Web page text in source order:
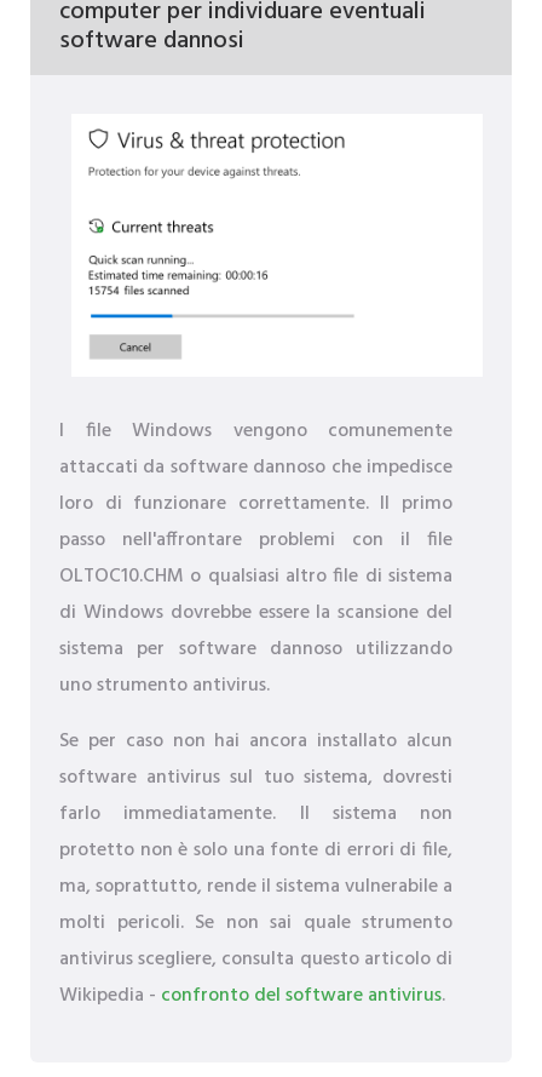
computer per individuare eventuali
software dannosi
I file Windows vengono comunemente
attaccati da software dannoso che impedisce
loro di funzionare correttamente. Il primo
passo nell'affrontare problemi con il file
OLTOC10.CHM o qualsiasi altro file di sistema
di Windows dovrebbe essere la scansione del
sistema per software dannoso utilizzando
uno strumento antivirus.
Se per caso non hai ancora installato alcun
software antivirus sul tuo sistema, dovresti
farlo immediatamente. Il sistema non
protetto non è solo una fonte di errori di file,
ma, soprattutto, rende il sistema vulnerabile a
molti pericoli. Se non sai quale strumento
antivirus scegliere, consulta questo articolo di
Wikipedia - confronto del software antivirus.